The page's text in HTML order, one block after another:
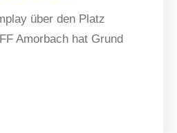
über den Platz
Amorbach hat Grund